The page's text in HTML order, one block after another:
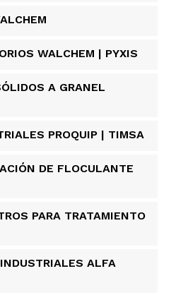
WALCHEM | PYXIS
A GRANEL
PROQUIP | TIMSA
DE FLOCULANTE
PARA TRATAMIENTO
ALFA